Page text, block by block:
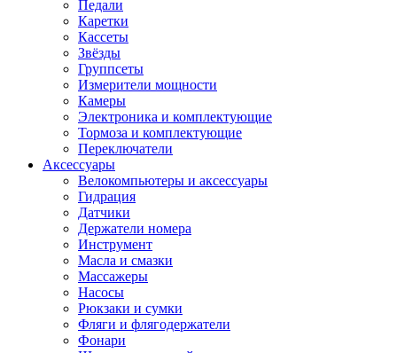
Педали
Каретки
Кассеты
Звёзды
Группсеты
Измерители мощности
Камеры
Электроника и комплектующие
Тормоза и комплектующие
Переключатели
Аксессуары
Велокомпьютеры и аксессуары
Гидрация
Датчики
Держатели номера
Инструмент
Масла и смазки
Массажеры
Насосы
Рюкзаки и сумки
Фляги и флягодержатели
Фонари